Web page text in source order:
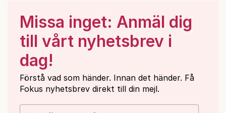
Missa inget: Anmäl dig
till vårt nyhetsbrev i
dag!
Förstå vad som händer. Innan det händer. Få
Fokus nyhetsbrev direkt till din mejl.